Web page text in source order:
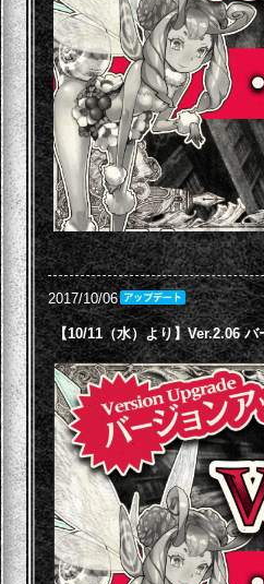
2017/10/06
【10/11（水）より】Ver.2.06